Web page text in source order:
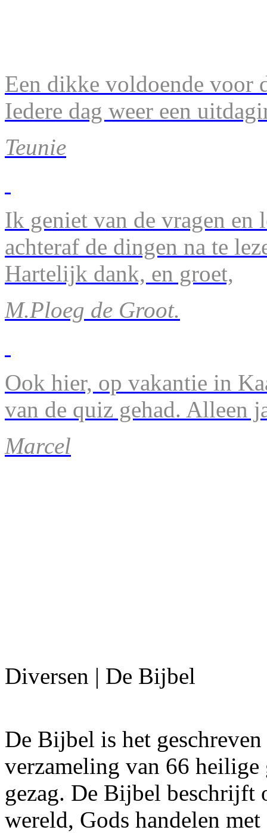
Een dikke voldoende voor
Iedere dag weer een
Teunie
Ik geniet van de vragen en
achteraf de dingen na te
Hartelijk dank, en groet,
M.Ploeg de Groot.
Ook hier, op vakantie in
van de quiz gehad. Alleen
Marcel
Diversen | De Bijbel
De Bijbel is het geschreven
verzameling van 66
gezag. De Bijbel beschrijft
wereld, Gods handelen